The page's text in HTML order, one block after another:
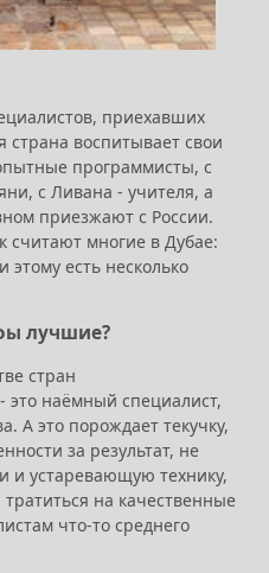
приехавших
страна воспитывает свои
программисты, с
с Ливана - учителя, а
приезжают с России.
считают многие в Дубае:
есть несколько
лучшие?
стран
наёмный специалист,
А это порождает текучку,
за результат, не
и устаревающую технику,
тратиться на качественные
что-то среднего